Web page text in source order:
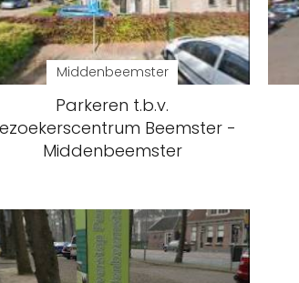
Middenbeemster
Parkeren t.b.v.
Beemster -
Middenbeemster